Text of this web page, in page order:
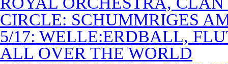
CIRCLE: SCHUMMRIGES
5/17: WELLE:ERDBALL,
ALL OVER THE WORLD